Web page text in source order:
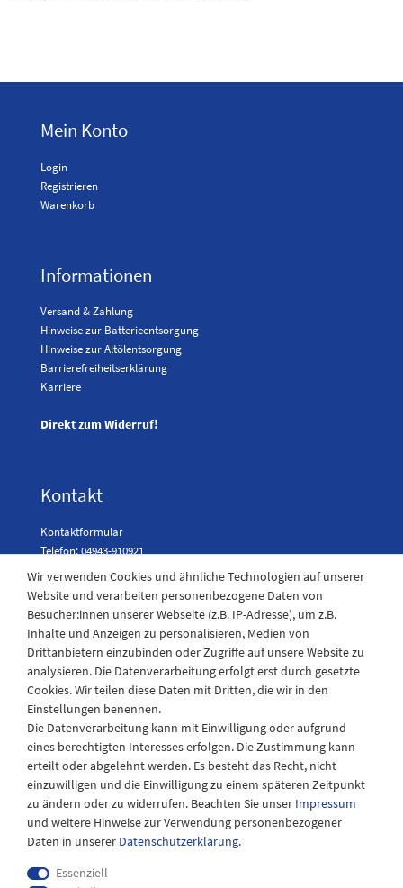
Mein Konto
Login
Registrieren
Warenkorb
Informationen
Versand & Zahlung
Hinweise zur Batterieentsorgung
Hinweise zur Altölentsorgung
Barrierefreiheitserklärung
Karriere
Direkt zum Widerruf!
Kontakt
Kontaktformular
Telefon: 04943-910921
Laden Öffnungszeiten
Montag - Freitag
08:30 - 12:30 und 13.00 - 17.30 Uhr
Samstags
08:30 bis 12:30 Uhr
Wir verwenden Cookies und ähnliche Technologien auf unserer
Website und verarbeiten personenbezogene Daten von
Besucher:innen unserer Webseite (z.B. IP-Adresse), um z.B.
Inhalte und Anzeigen zu personalisieren, Medien von
Drittanbietern einzubinden oder Zugriffe auf unsere Website zu
analysieren. Die Datenverarbeitung erfolgt erst durch gesetzte
Cookies. Wir teilen diese Daten mit Dritten, die wir in den
Einstellungen benennen.
Die Datenverarbeitung kann mit Einwilligung oder aufgrund
eines berechtigten Interesses erfolgen. Die Zustimmung kann
erteilt oder abgelehnt werden. Es besteht das Recht, nicht
einzuwilligen und die Einwilligung zu einem späteren Zeitpunkt
zu ändern oder zu widerrufen. Beachten Sie unser Impressum
und weitere Hinweise zur Verwendung personenbezogener
Daten in unserer Daten­schutz­erklärung.
Essenziell